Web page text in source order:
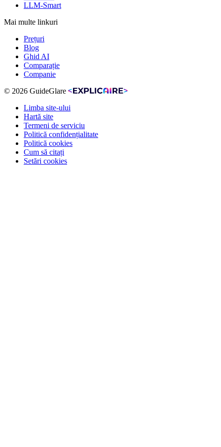
LLM-Smart
Mai multe linkuri
Prețuri
Blog
Ghid AI
Comparație
Companie
© 2026 GuideGlare
Limba site-ului
Hartă site
Termeni de serviciu
Politică confidențialitate
Politică cookies
Cum să citați
Setări cookies